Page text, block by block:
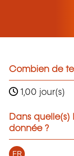
Combien de
1,00 jour(s)
Dans
donnée ?
FR